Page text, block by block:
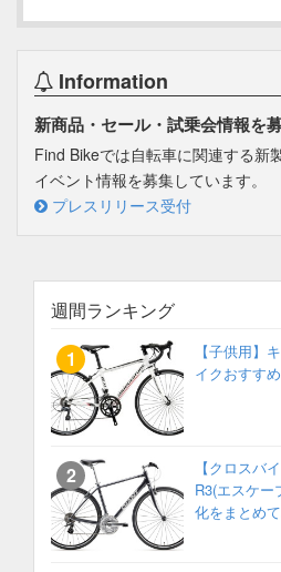
Information
新商品・セール・試乗会情報を
Find Bikeでは自転車に関連する新
イベント情報を募集しています。
プレスリリース受付
週間ランキング
【子供用】
イクおすす
【クロスバ
R3(エスケー
化をまとめ